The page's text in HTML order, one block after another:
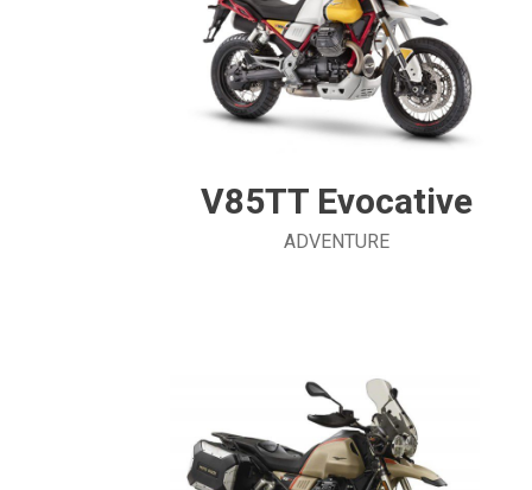
V85TT Evocative
ADVENTURE